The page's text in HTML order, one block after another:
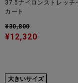
37.5ナイロンストレッチ
カート
¥30,800
¥12,320
大きいサイズ